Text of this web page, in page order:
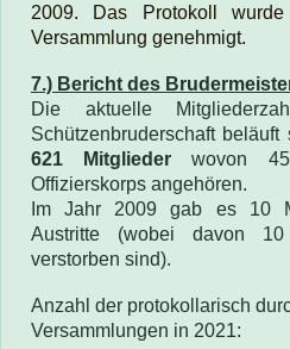
2009. Das Protokoll
Versammlung genehmigt.
7.) Bericht des
Die aktuelle
Schützenbruderschaft
621 Mitglieder wovon 45
Offizierskorps angehören.
Im Jahr 2009 gab es 10
Austritte (wobei davon 10
verstorben sind).
Anzahl der protokollarisch
Versammlungen in 2021: